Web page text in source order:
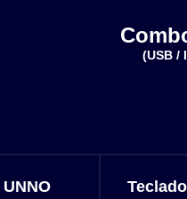
(USB /
UNNO